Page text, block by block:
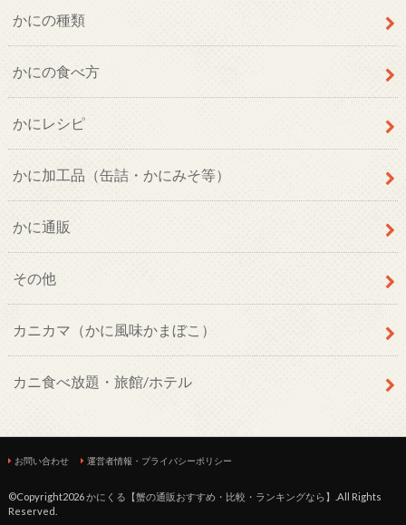
かにの種類
かにの食べ方
かにレシピ
かに加工品（缶詰・かにみそ等）
かに通販
その他
カニカマ（かに風味かまぼこ）
カニ食べ放題・旅館/ホテル
お問い合わせ 運営者情報・プライバシーポリシー
©Copyright2026かにくる【蟹の通販おすすめ・比較・ランキングなら】
.All Rights
Reserved.